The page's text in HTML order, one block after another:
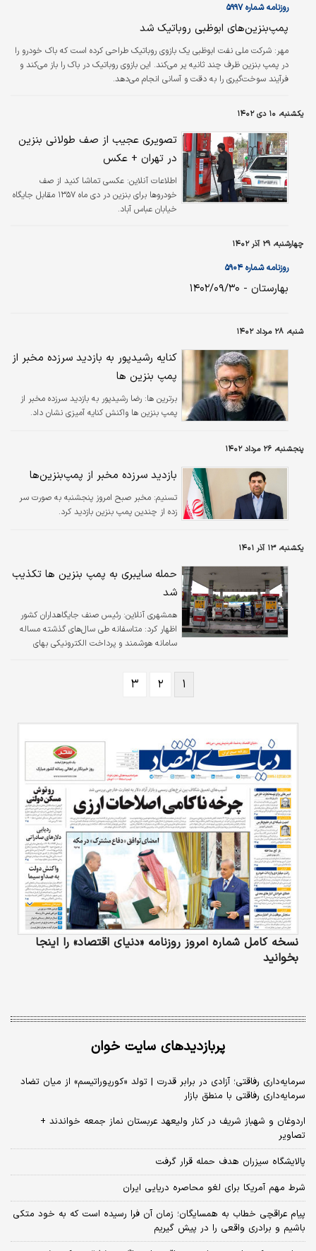
روزنامه شماره ۵۹۹۷
پمپ‌بنزین‌های ابوظبی روباتیک شد
مهر: شرکت ملی نفت ابوظبی یک بازوی روباتیک طراحی کرده است که باک خودرو را
در پمپ بنزین ظرف چند ثانیه پر می‌کند. این بازوی روباتیک در باک را باز می‌کند و
فرآیند سوخت‌گیری را به دقت و آسانی انجام می‌دهد.
یکشنبه، ۱۰ دی ۱۴۰۲
تصویری عجیب از صف طولانی بنزین
در تهران + عکس
اطلاعات آنلاین: عکسی تماشا کنید از صف
خودروها برای بنزین در دی ماه ۱۳۵۷ مقابل جایگاه
خیابان عباس آباد.
چهارشنبه، ۲۹ آذر ۱۴۰۲
روزنامه شماره ۵۹۰۴
بهارستان - ۱۴۰۲/۰۹/۳۰
شنبه، ۲۸ مرداد ۱۴۰۲
کنایه رشیدپور به بازدید سرزده مخبر از
پمپ بنزین ها
برترین ها: رضا رشیدپور به بازدید سرزده مخبر از
پمپ بنزین ها واکنش کنایه آمیزی نشان داد.
پنجشنبه، ۲۶ مرداد ۱۴۰۲
بازدید سرزده مخبر از پمپ‌بنزین‌ها
تسنیم: مخبر صبح امروز پنجشنبه به صورت سر
زده از چندین پمپ بنزین بازدید کرد.
یکشنبه، ۱۳ آذر ۱۴۰۱
حمله سایبری به پمپ بنزین ها تکذیب
شد
همشهری آنلاین: رئیس صنف جایگاهداران کشور
اظهار کرد: متاسفانه طی سال‌های گذشته مساله
سامانه هوشمند و پرداخت الکترونیکی بهای
بومی‌سازی، نوسازی تجهیزات و استفاده از
تکنولوژی های نوین جهت ارائه خدمات بهتر به
مردم مورد توجه نبوده است و در نتیجه امروز با
۱ ۲ ۳
نسخه کامل شماره امروز روزنامه «دنیای‌ اقتصاد» را اینجا
بخوانید
پربازدیدهای سایت خوان
سرمایه‌داری رفاقتی؛ آزادی در برابر قدرت | تولد «کورپوراتیسم» از میان تضاد
سرمایه‌داری رفاقتی با منطق بازار
اردوغان و شهباز شریف در کنار ولیعهد عربستان نماز جمعه خواندند +
تصاویر
پالایشگاه سیزران هدف حمله قرار گرفت
شرط مهم آمریکا برای لغو محاصره دریایی ایران
پیام عراقچی خطاب به همسایگان؛ زمان آن فرا رسیده است که به خود متکی
باشیم و برادری واقعی را در پیش گیریم